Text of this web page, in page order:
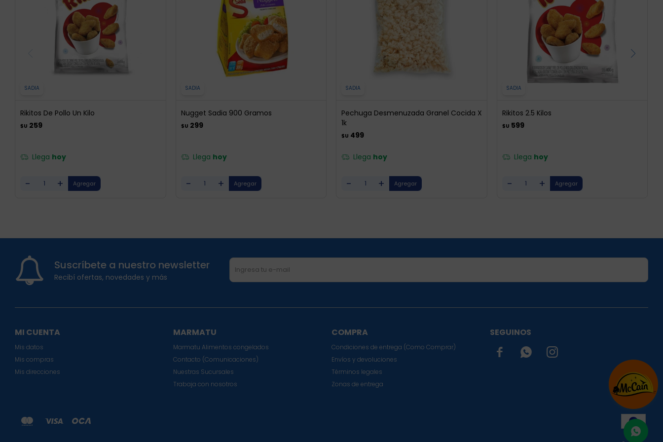
SADIA
Rikitos De Pollo Un Kilo
$U 259
Llega hoy
- +
SADIA
Nugget Sadia 900 Gramos
$U 299
Llega hoy
- +
SADIA
Pechuga Desmenuzada Granel Cocida X
1k
$U 499
Llega hoy
- +
SADIA
Rikitos 2.5 Kilos
$U 599
Llega hoy
- +
Suscríbete a nuestro newsletter
Recibí ofertas, novedades y más
MI CUENTA
Mis datos
Mis compras
Mis direcciones
MARMATU
Marmatu Alimentos congelados
Contacto (Comunicaciones)
Nuestras Sucursales
Trabaja con nosotros
COMPRA
Condiciones de entrega (Como Comprar)
Envíos y devoluciones
Términos legales
Zonas de entrega
SEGUINOS

 